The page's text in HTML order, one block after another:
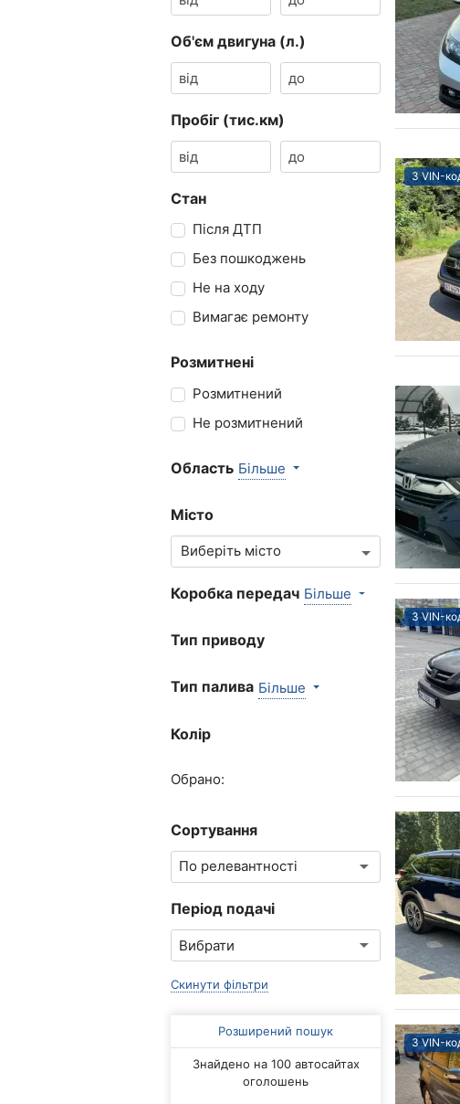
Об'єм двигуна (л.)
Пробіг (тис.км)
Стан
Після ДТП
Без пошкоджень
Не на ходу
Вимагає ремонту
Розмитнені
Розмитнений
Не розмитнений
Область Більше
Місто
Коробка передач Більше
Тип приводу
Тип палива Більше
Колір
Обрано:
Сортування
Період подачі
Скинути фільтри
Розширений пошук
Знайдено на 100 автосайтах
оголошень
З VIN-
З VIN-
З VIN-